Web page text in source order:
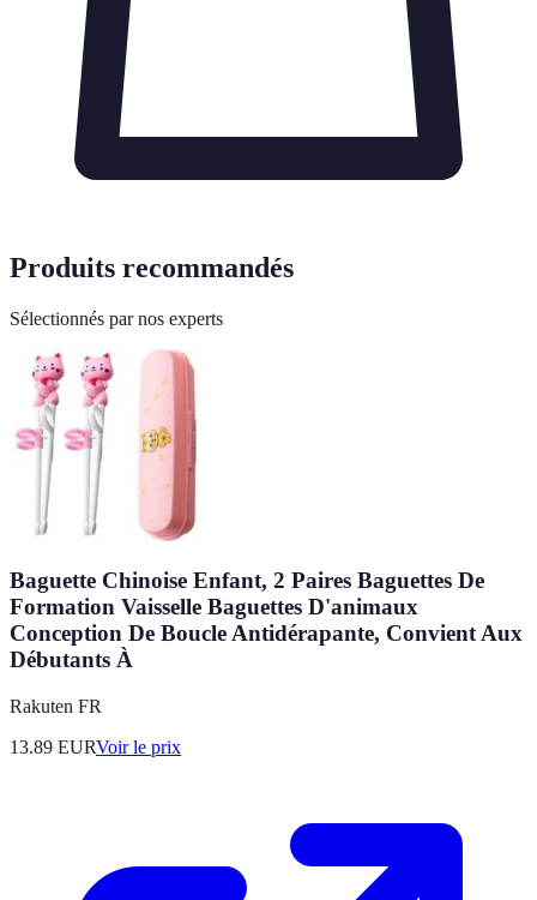
Produits recommandés
Sélectionnés par nos experts
Baguette Chinoise Enfant, 2 Paires Baguettes De
Formation Vaisselle Baguettes D'animaux
Conception De Boucle Antidérapante, Convient Aux
Débutants À
Rakuten FR
13.89 EURVoir le prix